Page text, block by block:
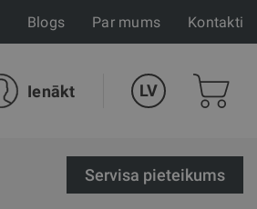
Blogs Par mums Kontakti
Ienākt LV
Servisa pieteikums